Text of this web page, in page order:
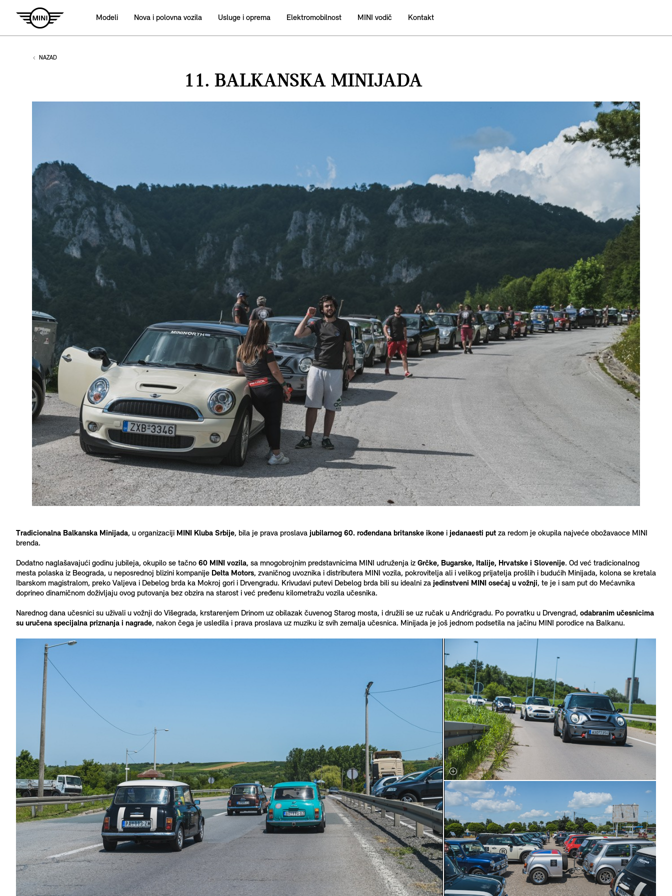
Modeli Nova i polovna vozila Usluge i oprema Elektromobilnost MINI vodič Kontakt
NAZAD
11. BALKANSKA MINIJADA
Tradicionalna Balkanska Minijada, u organizaciji MINI Kluba Srbije, bila je prava proslava jubilarnog 60. rođendana britanske ikone i jedanaesti put za redom je okupila najveće obožavaoce MINI
brenda.
Dodatno naglašavajući godinu jubileja, okupilo se tačno 60 MINI vozila, sa mnogobrojnim predstavnicima MINI udruženja iz Grčke, Bugarske, Italije, Hrvatske i Slovenije. Od već tradicionalnog
mesta polaska iz Beograda, u neposrednoj blizini kompanije Delta Motors, zvaničnog uvoznika i distributera MINI vozila, pokrovitelja ali i velikog prijatelja prošlih i budućih Minijada, kolona se kretala
Ibarskom magistralom, preko Valjeva i Debelog brda ka Mokroj gori i Drvengradu. Krivudavi putevi Debelog brda bili su idealni za jedinstveni MINI osećaj u vožnji, te je i sam put do Mećavnika
doprineo dinamičnom doživljaju ovog putovanja bez obzira na starost i već pređenu kilometražu vozila učesnika.
Narednog dana učesnici su uživali u vožnji do Višegrada, krstarenjem Drinom uz obilazak čuvenog Starog mosta, i družili se uz ručak u Andrićgradu. Po povratku u Drvengrad, odabranim učesnicima
su uručena specijalna priznanja i nagrade, nakon čega je usledila i prava proslava uz muziku iz svih zemalja učesnica. Minijada je još jednom podsetila na jačinu MINI porodice na Balkanu.